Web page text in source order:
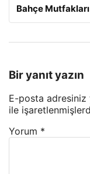
Bahçe
Bir yanıt yazın
E-posta adresiniz
ile
Yorum *